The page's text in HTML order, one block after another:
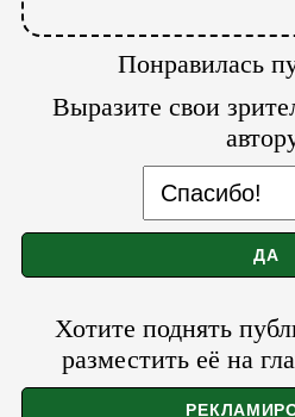
Понравилась
Выразите свои
Хотите поднять
разместить её на